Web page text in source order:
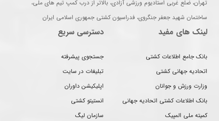
تهران، ضلع غربی استادیوم ورزشی آزادی، بالاتر از درب کمپ تیم های ملی،
ساختمان شهید جعفر جنگروی، فدراسیون کشتی جمهوری اسلامی ایران
لینک های مفید
بانک جامع اطلاعات کشتی
اتحادیه جهانی کشتی
وزارت ورزش و جوانان
بانک اطلاعات کشتی اتحادیه جهانی
کمیته ملی المپیک
دسترسی سریع
جستجوی پیشرفته
تبلیغات در سایت
اپلیکیشن داوران
انستیتو کشتی
سازمان لیگ